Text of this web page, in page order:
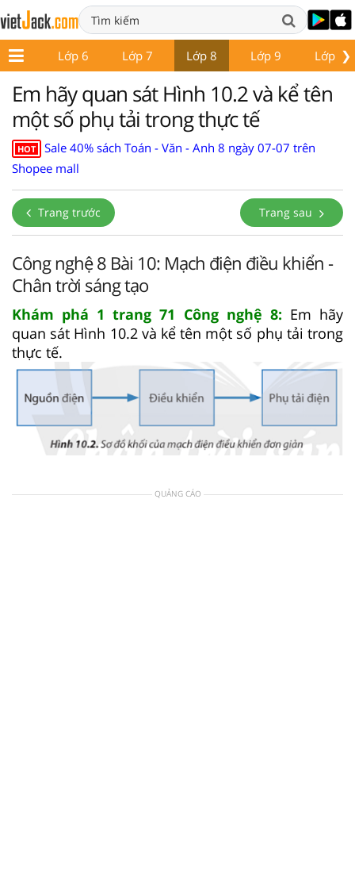
❯
5 Lớp 6 Lớp 7 Lớp 8 Lớp 9 Lớp 10
Em hãy quan sát Hình 10.2 và kể tên
một số phụ tải trong thực tế
HOT
Sale 40% sách Toán - Văn - Anh 8 ngày 07-07 trên
Shopee mall
Trang trước Trang sau
Công nghệ 8 Bài 10: Mạch điện điều khiển -
Chân trời sáng tạo
Khám phá 1 trang 71 Công nghệ 8: Em hãy
quan sát Hình 10.2 và kể tên một số phụ tải trong
thực tế.
QUẢNG CÁO